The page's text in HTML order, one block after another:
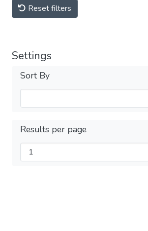
Reset filters
Settings
Sort By
Results per page